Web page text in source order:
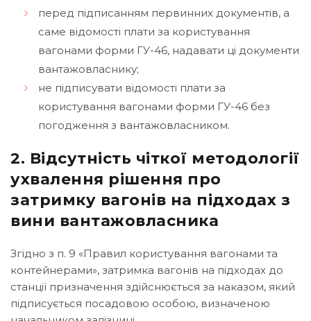
перед підписанням первинних документів, а
саме відомості плати за користування
вагонами форми ГУ-46, надавати ці документи
вантажовласнику;
не підписувати відомості плати за
користування вагонами форми ГУ-46 без
погодження з вантажовласником.
2. Відсутність чіткої методології
ухвалення рішення про
затримку вагонів на підходах з
вини вантажовласника
Згідно з п. 9 «Правил користування вагонами та
контейнерами», затримка вагонів на підходах до
станції призначення здійснюється за наказом, який
підписується посадовою особою, визначеною